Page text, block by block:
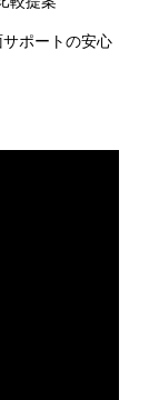
ポートの安心